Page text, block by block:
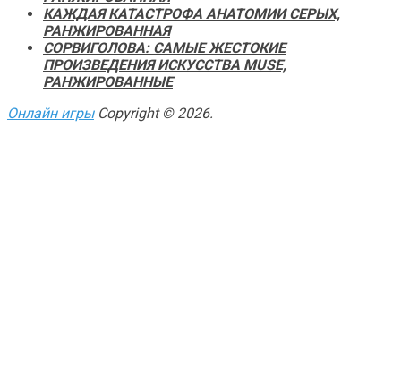
КАЖДАЯ КАТАСТРОФА АНАТОМИИ СЕРЫХ,
РАНЖИРОВАННАЯ
СОРВИГОЛОВА: САМЫЕ ЖЕСТОКИЕ
ПРОИЗВЕДЕНИЯ ИСКУССТВА MUSE,
РАНЖИРОВАННЫЕ
Онлайн игрыCopyright © 2026.